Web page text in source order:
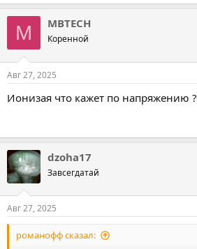
M MBTECH
Коренной
Авг 27, 2025
Ионизая что кажет по напряжению ?
dzoha17
Завсегдатай
Авг 27, 2025
романофф сказал: